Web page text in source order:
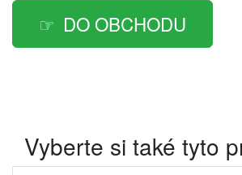
DO OBCHODU
Vyberte si také tyto